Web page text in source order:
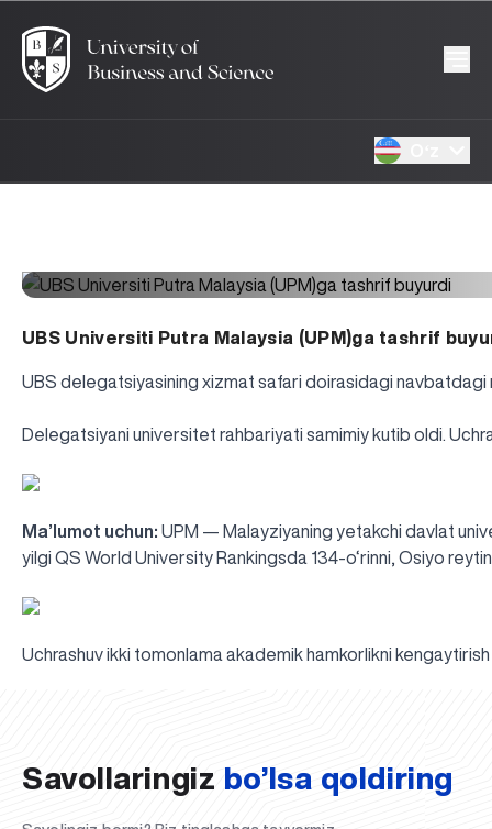
UBS Universiti Putra Malaysia (UPM)ga tashrif
UBS delegatsiyasining xizmat safari doirasidagi navbatdagi
Delegatsiyani universitet rahbariyati samimiy kutib oldi.
Ma’lumot uchun: UPM — Malayziyaning yetakchi davlat
yilgi QS World University Rankingsda 134-o‘rinni, Osiyo
Uchrashuv ikki tomonlama akademik hamkorlikni
UBS professori "Yangi O‘zbekiston yosh olimlari" qatoridan joy
Sevimli "UBS xabarnomasi" gazetamizning yangi soni nashrdan
UBS faoliyati tahlili va istiqboldagi rejalar
UBS oʻqituvchilari Qirgʻizistonda malaka oshirdi
G‘alaba sari olg‘a, O‘zbekiston!
TAYINLOV
UBS OAVda
UBS va bitiruvchi talabalar viloyat hokimligi tomonidan
Til oʻrganishda Ovropacha aytganda "level up" qilishni
Inson kapitaliga yo‘naltirilgan investitsiya — Yangi O‘zbekiston
Savollaringiz bo’lsa qoldiring